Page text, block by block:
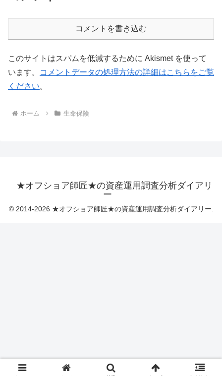
コメントを書き込む
このサイトはスパムを低減するために Akismet を使って
います。
コメントデータの処理方法の詳細はこちらをご覧
ください。
ホーム 生命保険
★オフショア師匠★の資産運用調査分析ダイアリ
ー
© 2014-2026 ★オフショア師匠★の資産運用調査分析ダイアリー.